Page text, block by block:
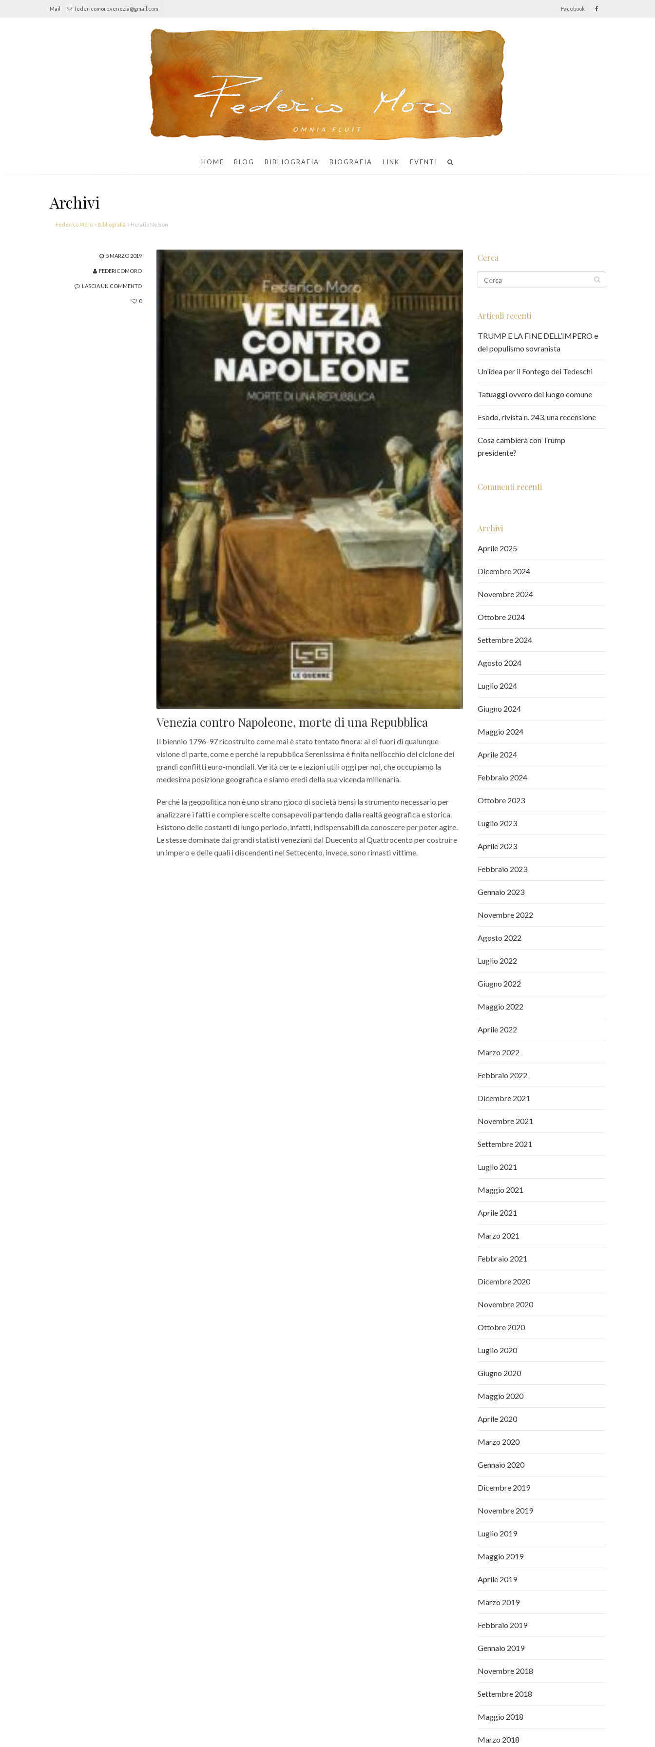
Mail federicomoro.venezia@gmail.com Facebook
OMNIA FLUIT
HOME BLOG BIBLIOGRAFIA BIOGRAFIA LINK EVENTI
Archivi
Federico Moro > Bibliografia > Horatio Nelson
5 MARZO 2019
FEDERICOMORO
LASCIA UN COMMENTO
0
Venezia contro Napoleone, morte di una Repubblica
Il biennio 1796-97 ricostruito come mai è stato tentato finora: al di fuori di qualunque
visione di parte, come e perché la repubblica Serenissima è finita nell’occhio del ciclone dei
grandi conflitti euro-mondiali. Verità certe e lezioni utili oggi per noi, che occupiamo la
medesima posizione geografica e siamo eredi della sua vicenda millenaria.
Perché la geopolitica non è uno strano gioco di società bensì la strumento necessario per
analizzare i fatti e compiere scelte consapevoli partendo dalla realtà geografica e storica.
Esistono delle costanti di lungo periodo, infatti, indispensabili da conoscere per poter agire.
Le stesse dominate dai grandi statisti veneziani dal Duecento al Quattrocento per costruire
un impero e delle quali i discendenti nel Settecento, invece, sono rimasti vittime.
Cerca
Articoli recenti
TRUMP E LA FINE DELL’IMPERO e
del populismo sovranista
Un’idea per il Fontego dei Tedeschi
Tatuaggi ovvero del luogo comune
Esodo, rivista n. 243, una recensione
Cosa cambierà con Trump
presidente?
Commenti recenti
Archivi
Aprile 2025
Dicembre 2024
Novembre 2024
Ottobre 2024
Settembre 2024
Agosto 2024
Luglio 2024
Giugno 2024
Maggio 2024
Aprile 2024
Febbraio 2024
Ottobre 2023
Luglio 2023
Aprile 2023
Febbraio 2023
Gennaio 2023
Novembre 2022
Agosto 2022
Luglio 2022
Giugno 2022
Maggio 2022
Aprile 2022
Marzo 2022
Febbraio 2022
Dicembre 2021
Novembre 2021
Settembre 2021
Luglio 2021
Maggio 2021
Aprile 2021
Marzo 2021
Febbraio 2021
Dicembre 2020
Novembre 2020
Ottobre 2020
Luglio 2020
Giugno 2020
Maggio 2020
Aprile 2020
Marzo 2020
Gennaio 2020
Dicembre 2019
Novembre 2019
Luglio 2019
Maggio 2019
Aprile 2019
Marzo 2019
Febbraio 2019
Gennaio 2019
Novembre 2018
Settembre 2018
Maggio 2018
Marzo 2018